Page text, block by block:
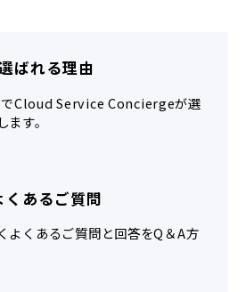
ばれる理由
でCloud Service Conciergeが選
す。
くあるご質問
よくあるご質問と回答をQ＆A方